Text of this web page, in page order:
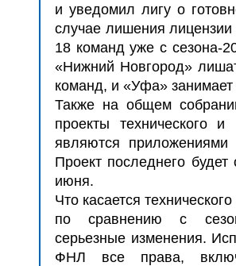
и уведомил лигу о
случае лишения
18 команд уже с сезона-
«Нижний Новгород»
команд, и «Уфа» занимает
Также на общем
проекты технического и
являются приложениями
Проект последнего
июня.
Что касается
по сравнению с
серьезные изменения.
ФНЛ все права,